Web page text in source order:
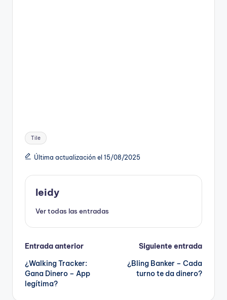
Etiquetas:
Tile
Última actualización el 15/08/2025
leidy
Ver todas las entradas
Navegación
de
entradas
Entrada anterior
¿Walking Tracker:
Gana Dinero – App
legítima?
Siguiente entrada
¿Bling Banker – Cada
turno te da dinero?